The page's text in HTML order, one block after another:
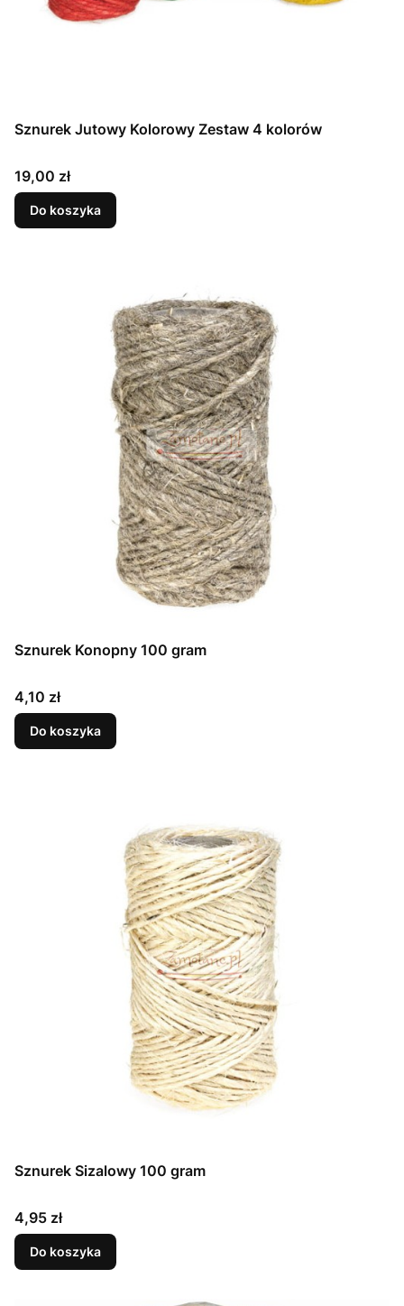
Sznurek Jutowy Kolorowy Zestaw 4 kolorów
Cena
19,00 zł
Do koszyka
Sznurek Konopny 100 gram
Cena
4,10 zł
Do koszyka
Sznurek Sizalowy 100 gram
Cena
4,95 zł
Do koszyka